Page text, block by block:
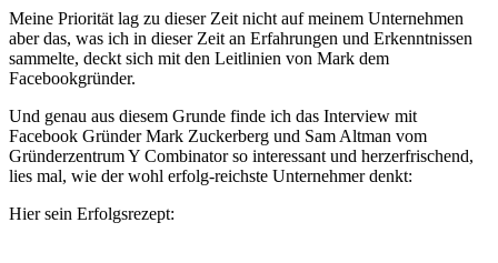
Meine Priorität lag zu dieser Zeit nicht auf meinem Unternehmen
aber das, was ich in dieser Zeit an Erfahrungen und Erkenntnissen
sammelte, deckt sich mit den Leitlinien von Mark dem
Facebookgründer.
Und genau aus diesem Grunde finde ich das Interview mit
Facebook Gründer Mark Zuckerberg und Sam Altman vom
Gründerzentrum Y Combinator so interessant und herzerfrischend,
lies mal, wie der wohl erfolg-reichste Unternehmer denkt:
Hier sein Erfolgsrezept: